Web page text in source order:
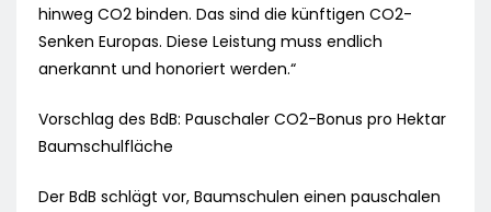
hinweg CO2 binden. Das sind die künftigen CO2-
Senken Europas. Diese Leistung muss endlich
anerkannt und honoriert werden.“
Vorschlag des BdB: Pauschaler CO2-Bonus pro Hektar
Baumschulfläche
Der BdB schlägt vor, Baumschulen einen pauschalen